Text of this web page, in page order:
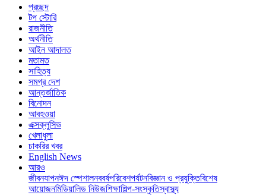
প্রচ্ছদ
টপ স্টোরি
রাজনীতি
অর্থনীতি
আইন আদালত
মতামত
সাহিত্য
সমগ্র দেশ
আন্তর্জাতিক
বিনোদন
আবহওয়া
এক্সক্লুসিভ
খেলাধুলা
চাকরির খবর
English News
আরও
জীবনযাপনঈদ স্পেশালনববর্ষপরিবেশপর্যটনবিজ্ঞান ও প্রযুক্তিবিশেষ
আয়োজনমিডিয়ালিড নিউজশিক্ষাশিল্প-সংস্কৃতিস্বাস্থ্য